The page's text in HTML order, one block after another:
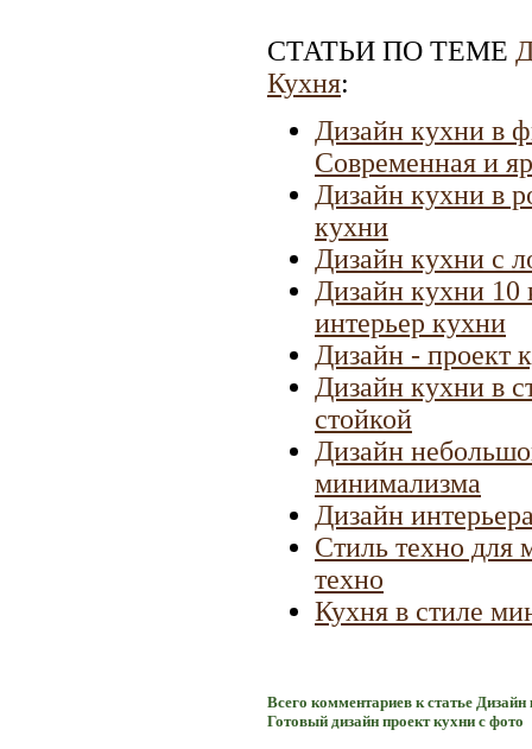
СТАТЬИ ПО ТЕМЕ
Кухня:
Дизайн кухни в
Современная и
Дизайн кухни в
кухни
Дизайн кухни с
Дизайн кухни 10
интерьер кухни
Дизайн - проект
Дизайн кухни в
стойкой
Дизайн
минимализма
Дизайн
Стиль техно для
техно
Кухня в стиле
Всего комментариев к статье
Готовый дизайн проект кухни с фото